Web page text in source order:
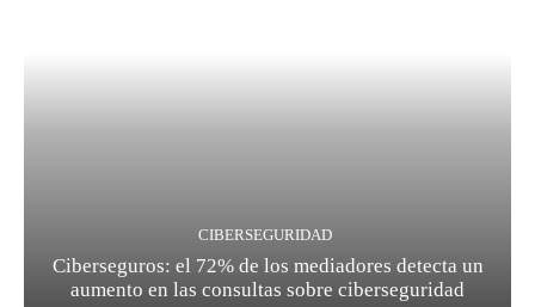
CIBERSEGURIDAD
Ciberseguros: el 72% de los mediadores detecta un
aumento en las consultas sobre ciberseguridad